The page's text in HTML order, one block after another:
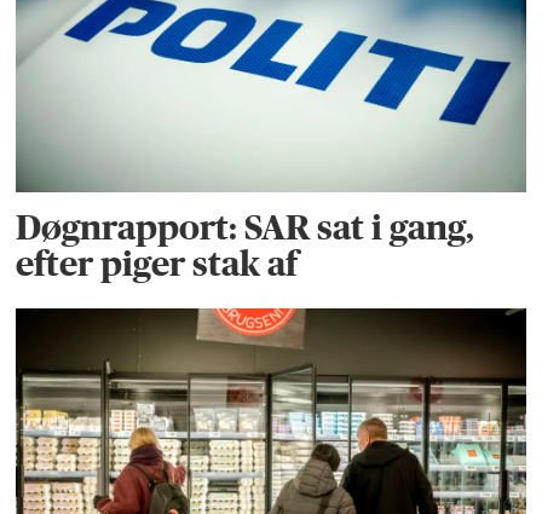
Døgnrapport: SAR sat i gang,
efter piger stak af